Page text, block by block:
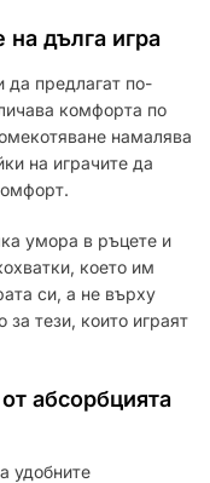
дълга игра
да предлагат по-
комфорта по
намалява
на играчите да
умора в ръцете и
което им
си, а не върху
тези, които играят
абсорбцията
удобните